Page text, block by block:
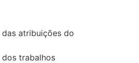
atribuições do
trabalhos